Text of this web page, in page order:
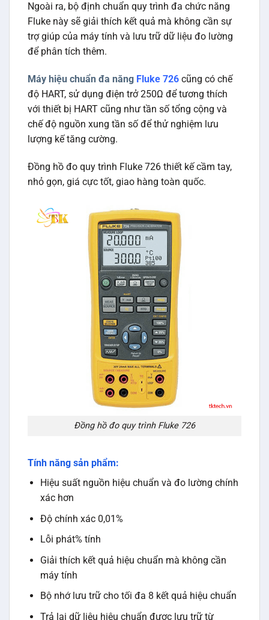
Ngoài ra, bộ định chuẩn quy trình đa chức năng
Fluke này sẽ giải thích kết quả mà không cần sự
trợ giúp của máy tính và lưu trữ dữ liệu đo lường
để phân tích thêm.
Máy hiệu chuẩn đa năng Fluke 726 cũng có chế
độ HART, sử dụng điện trở 250Ω để tương thích
với thiết bị HART cũng như tần số tổng cộng và
chế độ nguồn xung tần số để thử nghiệm lưu
lượng kế tăng cường.
Đồng hồ đo quy trình Fluke 726 thiết kế cầm tay,
nhỏ gọn, giá cực tốt, giao hàng toàn quốc.
Đồng hồ đo quy trình Fluke 726
Tính năng sản phẩm:
Hiệu suất nguồn hiệu chuẩn và đo lường chính
xác hơn
Độ chính xác 0,01%
Lỗi phát% tính
Giải thích kết quả hiệu chuẩn mà không cần
máy tính
Bộ nhớ lưu trữ cho tối đa 8 kết quả hiệu chuẩn
Trả lại dữ liệu hiệu chuẩn được lưu trữ từ